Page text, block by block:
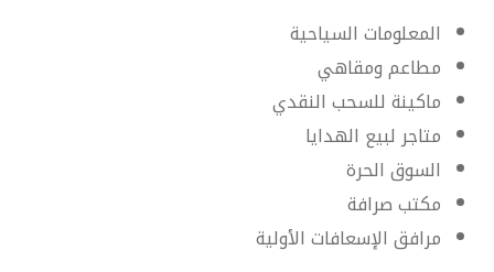
المعلومات السياحية
مطاعم ومقاهي
ماكينة للسحب النقدي
متاجر لبيع الهدايا
السوق الحرة
مكتب صرافة
مرافق الإسعافات الأولية